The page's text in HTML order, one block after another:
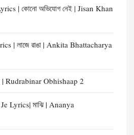
| কোনো অভিযোগ নেই | Jisan Khan
| লাজে রাঙা | Ankita Bhattacharya
| Rudrabinar Obhishaap 2
Lyrics| মাঝি | Ananya